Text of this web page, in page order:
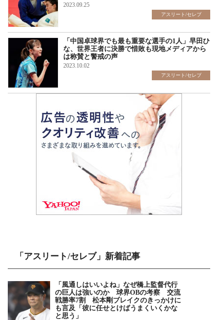
2023.09.25
アスリート/セレブ
「中国卓球界でも最も重要な選手の1人」早田ひ
な、世界王者に決勝で惜敗も現地メディアから
は称賛と警戒の声
2023.10.02
アスリート/セレブ
「アスリート/セレブ」新着記事
「風通しはいいよね」なぜ橋上監督代行
の巨人は強いのか 球界OBの考察 交流
戦勝率7割 松本剛ブレイクのきっかけに
も言及「彼に任せとけばうまくいくかな
と思う」